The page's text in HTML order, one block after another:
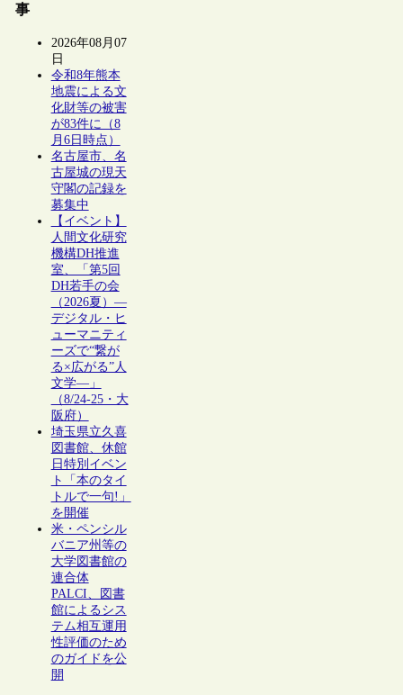
事
2026年08月07
日
令和8年熊本
地震による文
化財等の被害
が83件に（8
月6日時点）
名古屋市、名
古屋城の現天
守閣の記録を
募集中
【イベント】
人間文化研究
機構DH推進
室、「第5回
DH若手の会
（2026夏）―
デジタル・ヒ
ューマニティ
ーズで“繋が
る×広がる”人
文学―」
（8/24-25・大
阪府）
埼玉県立久喜
図書館、休館
日特別イベン
ト「本のタイ
トルで一句!」
を開催
米・ペンシル
バニア州等の
大学図書館の
連合体
PALCI、図書
館によるシス
テム相互運用
性評価のため
のガイドを公
開